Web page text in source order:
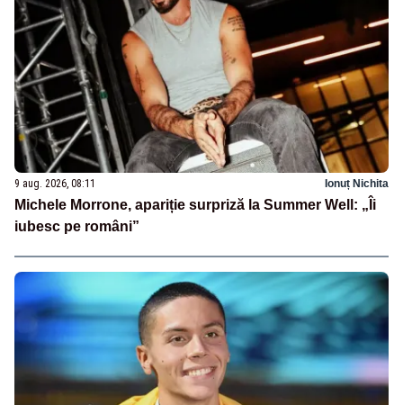
9 aug. 2026, 08:11 Ionuț Nichita
Michele Morrone, apariție surpriză la Summer Well: „Îi
iubesc pe români”